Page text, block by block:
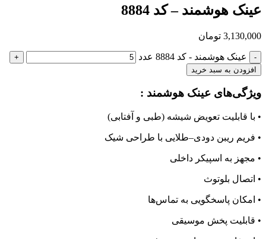
عینک هوشمند – کد 8884
3,130,000 تومان
عینک هوشمند - کد 8884 عدد
افزودن به سبد خرید
ویژگی‌های عینک هوشمند :
• با قابلیت تعویض شیشه (طبی و آفتابی)
• فریم ریبن دودی–طلایی با طراحی شیک
• مجهز به اسپیکر داخلی
• اتصال بلوتوث
• امکان پاسخگویی به تماس‌ها
• قابلیت پخش موسیقی